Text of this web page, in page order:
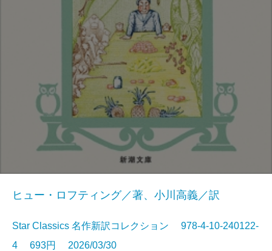
ヒュー・ロフティング／著、小川高義／訳
Star Classics 名作新訳コレクション 978-4-10-240122-
4 693円 2026/03/30